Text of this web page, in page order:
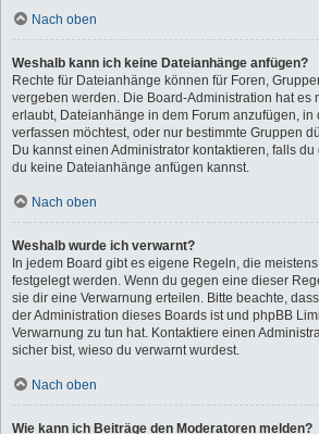
Nach oben
Weshalb kann ich keine Dateianhänge anfügen?
Rechte für Dateianhänge können für Foren,
vergeben werden. Die Board-Administration hat es
erlaubt, Dateianhänge in dem Forum anzufügen, in
verfassen möchtest, oder nur bestimmte Gruppen
Du kannst einen Administrator kontaktieren, falls
du keine Dateianhänge anfügen kannst.
Nach oben
Weshalb wurde ich verwarnt?
In jedem Board gibt es eigene Regeln, die
festgelegt werden. Wenn du gegen eine dieser
sie dir eine Verwarnung erteilen. Bitte beachte,
der Administration dieses Boards ist und phpBB
Verwarnung zu tun hat. Kontaktiere einen
sicher bist, wieso du verwarnt wurdest.
Nach oben
Wie kann ich Beiträge den Moderatoren melden?